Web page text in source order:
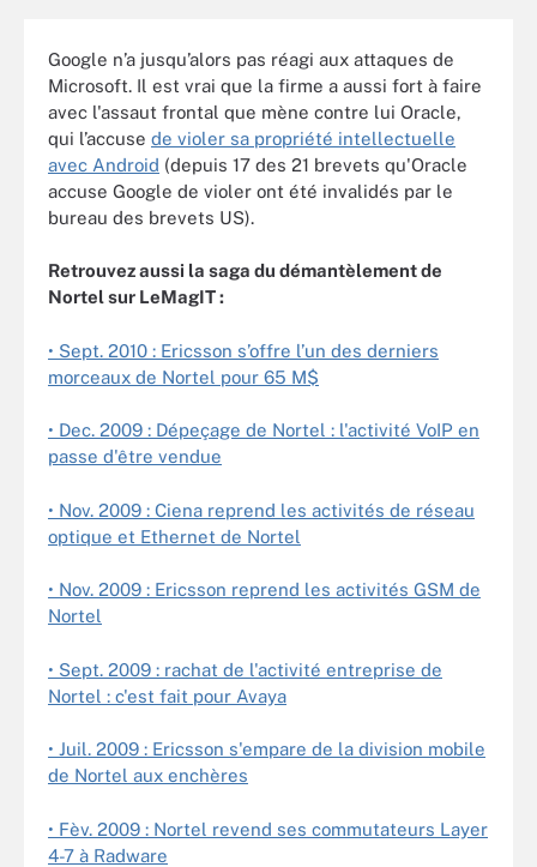
Google n’a jusqu’alors pas réagi aux attaques de
Microsoft. Il est vrai que la firme a aussi fort à faire
avec l'assaut frontal que mène contre lui Oracle,
qui l’accuse de violer sa propriété intellectuelle
avec Android (depuis 17 des 21 brevets qu'Oracle
accuse Google de violer ont été invalidés par le
bureau des brevets US).
Retrouvez aussi la saga du démantèlement de
Nortel sur LeMagIT :
• Sept. 2010 : Ericsson s’offre l’un des derniers
morceaux de Nortel pour 65 M$
• Dec. 2009 : Dépeçage de Nortel : l'activité VoIP en
passe d'être vendue
• Nov. 2009 : Ciena reprend les activités de réseau
optique et Ethernet de Nortel
• Nov. 2009 : Ericsson reprend les activités GSM de
Nortel
• Sept. 2009 : rachat de l'activité entreprise de
Nortel : c'est fait pour Avaya
• Juil. 2009 : Ericsson s'empare de la division mobile
de Nortel aux enchères
• Fèv. 2009 : Nortel revend ses commutateurs Layer
4-7 à Radware